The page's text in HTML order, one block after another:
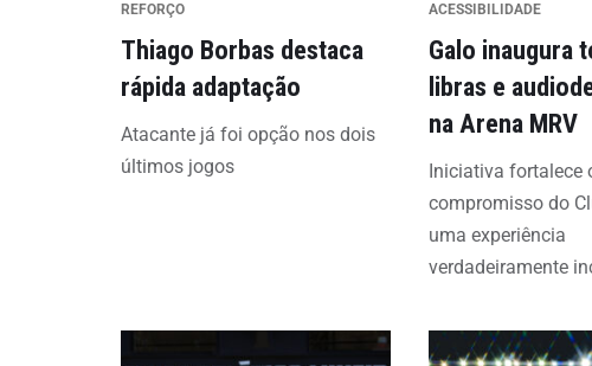
REFORÇO
Thiago Borbas destaca
rápida adaptação
Atacante já foi opção nos dois
últimos jogos
ACESSIBILIDADE
Galo inaugura
libras e
na Arena MRV
Iniciativa fortalece
compromisso do
uma experiência
verdadeiramente